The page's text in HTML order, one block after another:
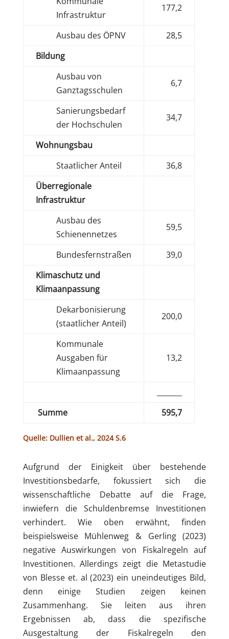
Infrastruktur
177,2
Ausbau des ÖPNV
28,5
Bildung
Ausbau von
Ganztagsschulen
6,7
Sanierungsbedarf
der Hochschulen
34,7
Wohnungsbau
Staatlicher Anteil
36,8
Überregionale
Infrastruktur
Ausbau des
Schienennetzes
59,5
Bundesfernstraßen
39,0
Klimaschutz und
Klimaanpassung
Dekarbonisierung
(staatlicher Anteil)
200,0
Kommunale
Ausgaben für
Klimaanpassung
13,2
Summe
595,7
Quelle: Dullien et al., 2024 S.6
Aufgrund der Einigkeit über bestehende
Investitionsbedarfe, fokussiert sich die
wissenschaftliche Debatte auf die Frage,
inwiefern die Schuldenbremse Investitionen
verhindert. Wie oben erwähnt, finden
beispielsweise Mühlenweg & Gerling (2023)
negative Auswirkungen von Fiskalregeln auf
Investitionen. Allerdings zeigt die Metastudie
von Blesse et. al (2023) ein uneindeutiges Bild,
denn einige Studien zeigen keinen
Zusammenhang. Sie leiten aus ihren
Ergebnissen ab, dass die spezifische
Ausgestaltung der Fiskalregeln den